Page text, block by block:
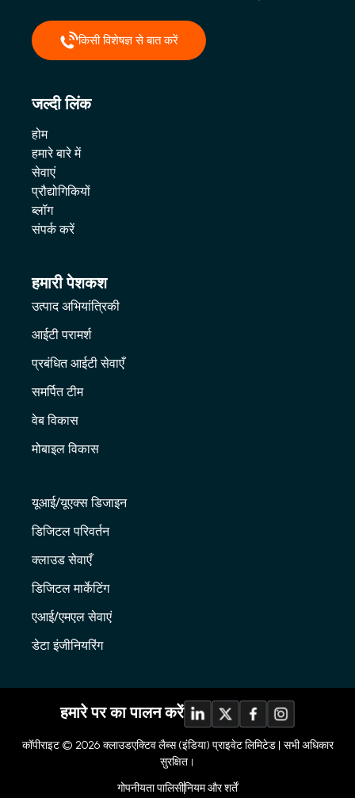
किसी विशेषज्ञ से बात करें
जल्दी लिंक
होम
हमारे बारे में
सेवाएं
प्रौद्योगिकियों
ब्लॉग
संपर्क करें
हमारी पेशकश
उत्पाद अभियांत्रिकी
आईटी परामर्श
प्रबंधित आईटी सेवाएँ
समर्पित टीम
वेब विकास
मोबाइल विकास
यूआई/यूएक्स डिजाइन
डिजिटल परिवर्तन
क्लाउड सेवाएँ
डिजिटल मार्केटिंग
एआई/एमएल सेवाएं
डेटा इंजीनियरिंग
हमारे पर का पालन करें
कॉपीराइट © 2026 क्लाउडएक्टिव लैब्स (इंडिया) प्राइवेट लिमिटेड | सभी अधिकार
सुरक्षित।
गोपनीयता पालिसीनियम और शर्तें